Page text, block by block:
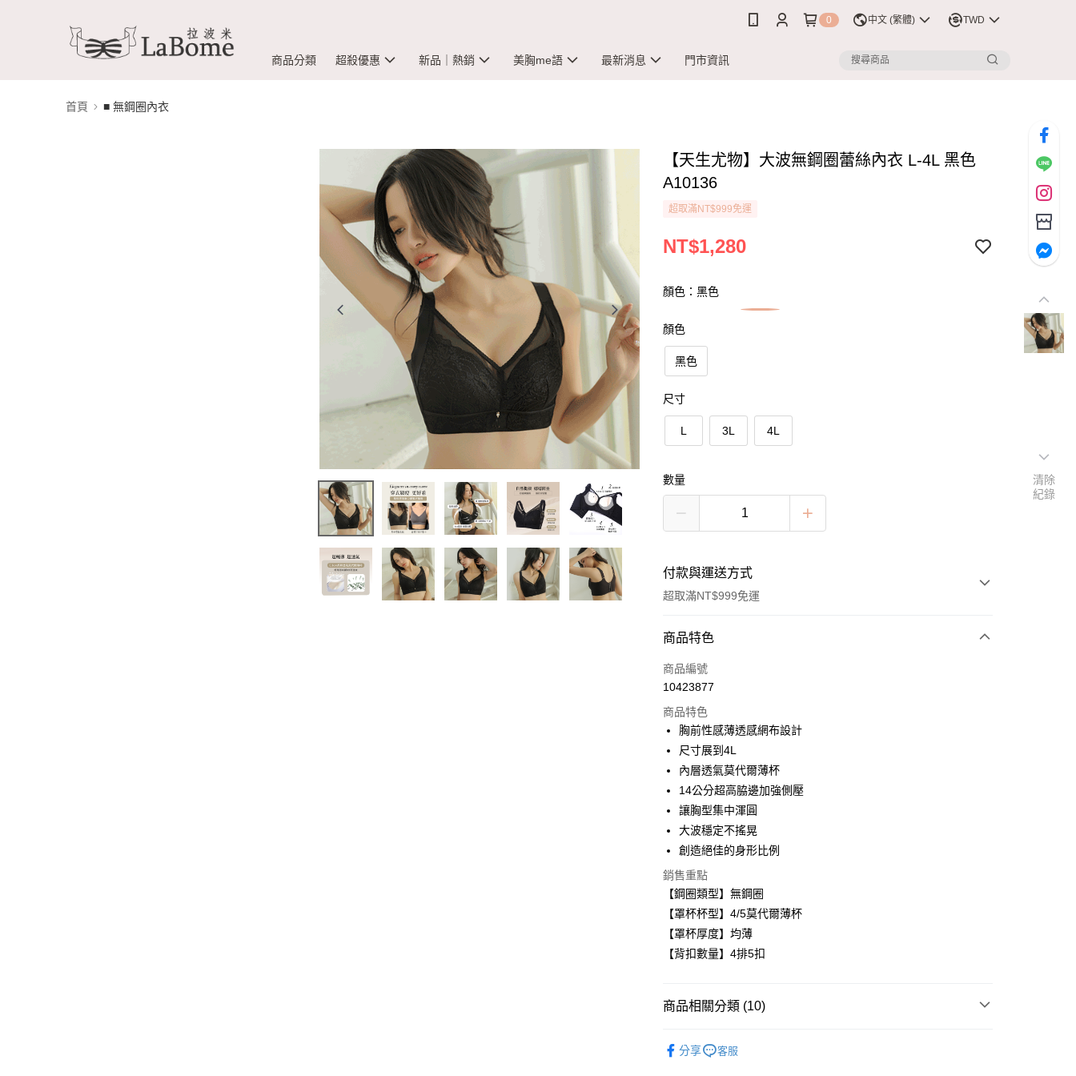
0 中文 (繁體) TWD
商品分類 超殺優惠 新品｜熱銷 美胸me語 最新消息 門市資訊
首頁 ■ 無鋼圈內衣
【天生尤物】大波無鋼圈蕾絲內衣 L-4L 黑色
A10136
超取滿NT$999免運
NT$1,280
顏色：黑色
顏色
黑色
尺寸
L 3L 4L
數量
付款與運送方式
超取滿NT$999免運
付款方式
信用卡一次付款
Apple Pay
悠遊付
全盈+PAY
AFTEE先享後付
相關說明
【關於「AFTEE先享後付」】
便利好安心！
１．簡單：不需註冊會員、不需綁卡、不需儲值。
２．便利：只要手機號碼，簡訊認證，即可結帳。
３．安心：先確認商品／服務後，再付款。
【「AFTEE先享後付」結帳流程】
３．收到繳費通知簡訊後14天內，點擊此簡訊中的連結，可透過四大超商
絡購買商品的店家。未經商家同意取消之訂單仍視為有效，需透過AFTEE
運送方式
付款後全家取貨
每筆NT$80
付款後7-11取貨
商品特色
商品編號
10423877
商品特色
胸前性感薄透感網布設計
尺寸展到4L
內層透氣莫代爾薄杯
14公分超高脇邊加強側壓
讓胸型集中渾圓
大波穩定不搖晃
創造絕佳的身形比例
銷售重點
【鋼圈類型】無鋼圈
【罩杯杯型】4/5莫代爾薄杯
【罩杯厚度】均薄
【背扣數量】4排5扣
商品相關分類 (10)
分享 客服
清除
紀錄